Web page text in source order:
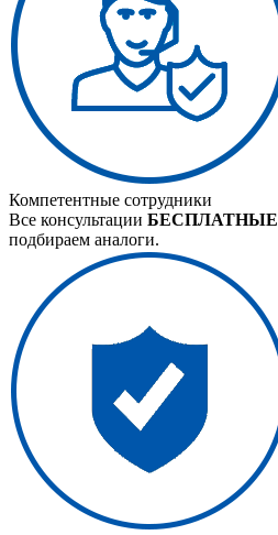
Компетентные сотрудники
Все консультации БЕСПЛАТНЫЕ
подбираем аналоги.